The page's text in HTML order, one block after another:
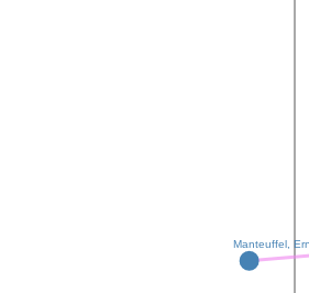
Manteuffel,